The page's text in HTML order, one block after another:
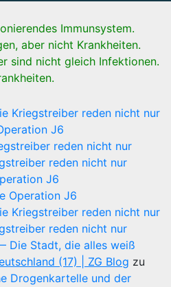
Immunsystem.
aber nicht Krankheiten.
sind nicht gleich Infektionen.
Kriegstreiber reden nicht nur
J6
reden nicht nur
reden nicht nur
J6
Operation J6
Kriegstreiber reden nicht nur
reden nicht nur
Die Stadt, die alles weiß
(17) | ZG Blog zu
Drogenkartelle und der